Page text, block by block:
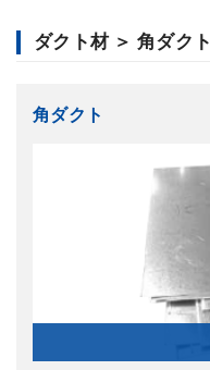
ダクト材 ＞ 角ダクト
角ダクト